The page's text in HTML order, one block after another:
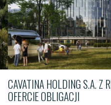
CAVATINA HOLDING S.A. Z
OFERCIE OBLIGACJI